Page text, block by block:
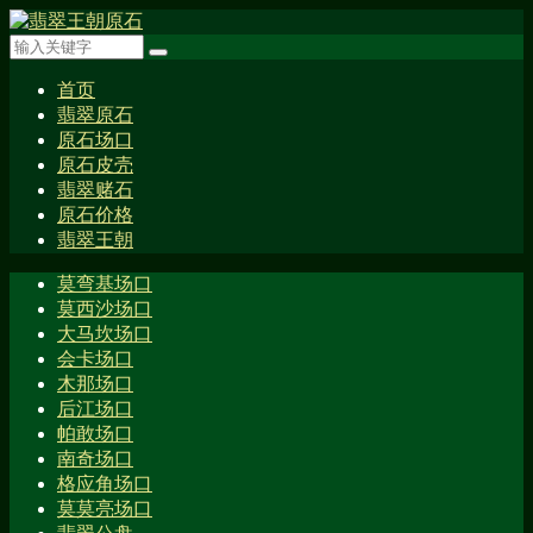
首页
翡翠原石
原石场口
原石皮壳
翡翠赌石
原石价格
翡翠王朝
莫弯基场口
莫西沙场口
大马坎场口
会卡场口
木那场口
后江场口
帕敢场口
南奇场口
格应角场口
莫莫亮场口